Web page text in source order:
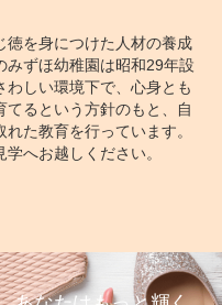
徳を身につけた人材の養成
みずほ幼稚園は昭和29年設
しい環境下で、心身とも
るという方針のもと、自
た教育を行っています。
へお越しください。